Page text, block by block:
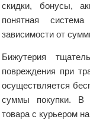
скидки, бонусы,
понятная
зависимости от
Бижутерия
повреждения при
осуществляется
суммы покупки. В
товара с курьером